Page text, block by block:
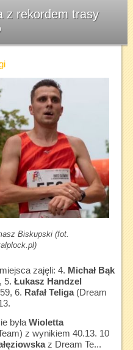
z rekordem trasy
Biskupski (fot.
zajęli: 4. Michał Bąk
5. Łukasz Handzel
6. Rafał Teliga(Dream
była Wioletta
z wynikiem 40.13. 10
z Dream Te...